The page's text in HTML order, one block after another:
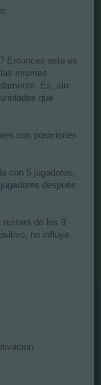
Entonces este es
mismas
Es, sin
que
con posiciones
con 5 jugadores,
después
restará de los 9
no influye,